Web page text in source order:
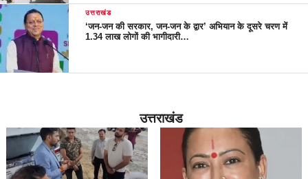
उत्तराखंड
‘जन-जन की सरकार, जन-जन के द्वार’ अभियान के दूसरे चरण में
1.34 लाख लोगों की भागीदारी…
उत्तराखंड